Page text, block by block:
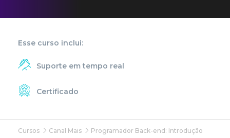
Esse curso inclui:
Suporte em tempo real
Certificado
Cursos Canal Mais Programador Back-end: Introdução